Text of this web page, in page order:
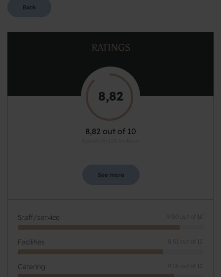
Back
RATINGS
8,82
8,82 out of 10
Based on 121 reviews
See more
Staff/service 9,50 out of 10
Facilities 8,51 out of 10
Catering 9,18 out of 10